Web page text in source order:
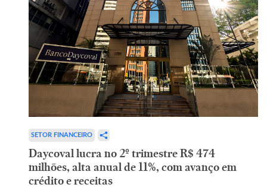
SETOR FINANCEIRO
Daycoval lucra no 2º trimestre R$ 474
milhões, alta anual de 11%, com avanço em
crédito e receitas